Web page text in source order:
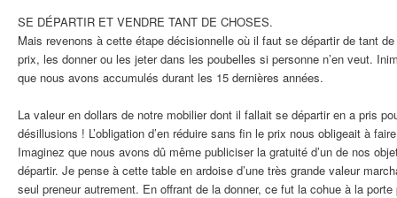
SE DÉPARTIR ET VENDRE TANT DE CHOSES.
Mais revenons à cette étape décisionnelle où il faut se départir de tant
prix, les donner ou les jeter dans les poubelles si personne n’en veut.
que nous avons accumulés durant les 15 dernières années.
La valeur en dollars de notre mobilier dont il fallait se départir en a pris
désillusions ! L’obligation d’en réduire sans fin le prix nous obligeait à
Imaginez que nous avons dû même publiciser la gratuité d’un de nos
départir. Je pense à cette table en ardoise d’une très grande valeur
seul preneur autrement. En offrant de la donner, ce fut la cohue à la porte